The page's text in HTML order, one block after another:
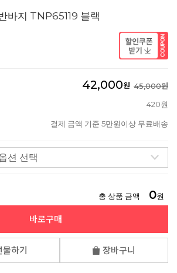
바지 TNP65119 블랙
42,000원 45,000원
420원
결제 금액 기준 5만원이상 무료배송
총 상품 금액 0원
바로구매
물하기 장바구니